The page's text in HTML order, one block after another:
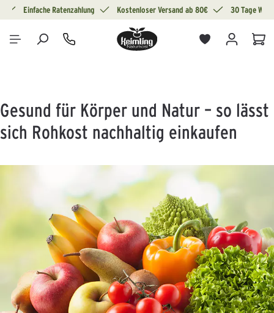
springen
Einfache Ratenzahlung Kostenloser Versand ab 80€ 30 Tage
Gesund für Körper und Natur – so lässt
sich Rohkost nachhaltig einkaufen